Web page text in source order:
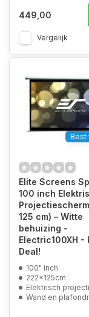
449,00
Vergelijk
Best
Elite Screens
100 inch
125 cm) – Witte
behuizing -
Electric100XH -
Deal!
100" inch
222x125cm
Elektrisch
Wand en